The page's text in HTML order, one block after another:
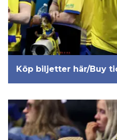
Köp biljetter här/Buy